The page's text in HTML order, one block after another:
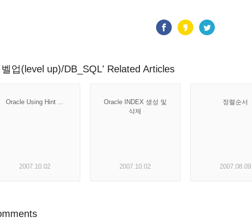
업(level up)/DB_SQL' Related Articles
Oracle Using Hint ...
2007.10.02
Oracle INDEX 생성 및
삭제
2007.10.02
정렬순서
2007.08.09